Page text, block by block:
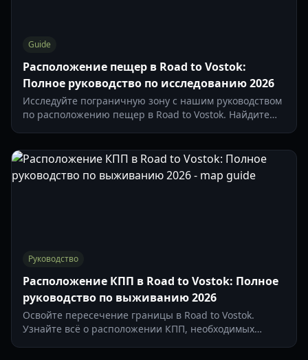
Guide
Расположение пещер в Road to Vostok:
Полное руководство по исследованию 2026
Исследуйте пограничную зону с нашим руководством
по расположению пещер в Road to Vostok. Найдите
Руководство
Расположение КПП в Road to Vostok: Полное
руководство по выживанию 2026
Освойте пересечение границы в Road to Vostok.
Узнайте всё о расположении КПП, необходимых